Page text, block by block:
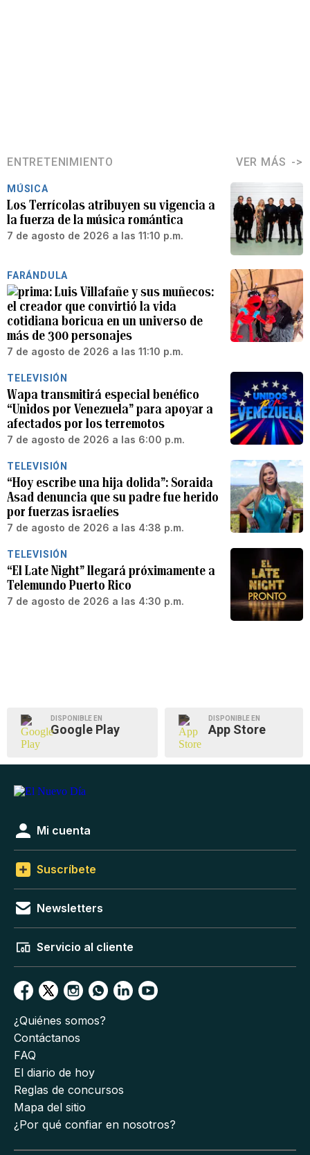
ENTRETENIMIENTO VER MÁS
MÚSICA
Los Terrícolas atribuyen su vigencia a
la fuerza de la música romántica
7 de agosto de 2026 a las 11:10 p.m.
FARÁNDULA
Luis Villafañe y sus muñecos:
el creador que convirtió la vida
cotidiana boricua en un universo de
más de 300 personajes
7 de agosto de 2026 a las 11:10 p.m.
TELEVISIÓN
Wapa transmitirá especial benéfico
“Unidos por Venezuela” para apoyar a
afectados por los terremotos
7 de agosto de 2026 a las 6:00 p.m.
TELEVISIÓN
“Hoy escribe una hija dolida”: Soraida
Asad denuncia que su padre fue herido
por fuerzas israelíes
7 de agosto de 2026 a las 4:38 p.m.
TELEVISIÓN
“El Late Night” llegará próximamente a
Telemundo Puerto Rico
7 de agosto de 2026 a las 4:30 p.m.
DISPONIBLE EN
Google Play
DISPONIBLE EN
App Store
Mi cuenta
Suscríbete
Newsletters
Servicio al cliente
¿Quiénes somos?
Contáctanos
FAQ
El diario de hoy
Reglas de concursos
Mapa del sitio
¿Por qué confiar en nosotros?